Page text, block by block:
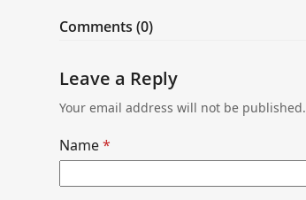
Comments (0)
Leave a Reply
Your email address will not be published.
Name*